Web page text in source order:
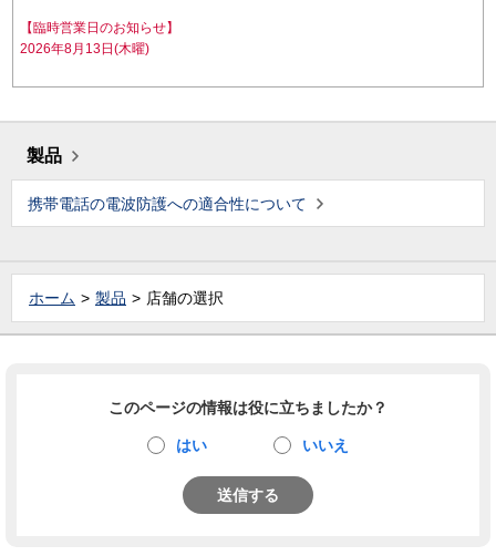
【臨時営業日のお知らせ】
2026年8月13日(木曜)
製品
携帯電話の電波防護への適合性について
ホーム 製品 店舗の選択
このページの情報は役に立ちましたか？
はい いいえ
送信する